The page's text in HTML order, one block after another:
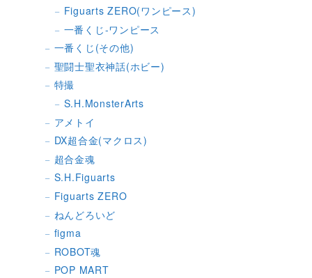
Figuarts ZERO(ワンピース)
一番くじ-ワンピース
一番くじ(その他)
聖闘士聖衣神話(ホビー)
特撮
S.H.MonsterArts
アメトイ
DX超合金(マクロス)
超合金魂
S.H.Figuarts
Figuarts ZERO
ねんどろいど
figma
ROBOT魂
POP MART